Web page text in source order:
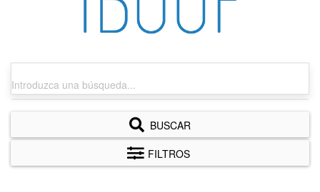
BUSCAR
FILTROS